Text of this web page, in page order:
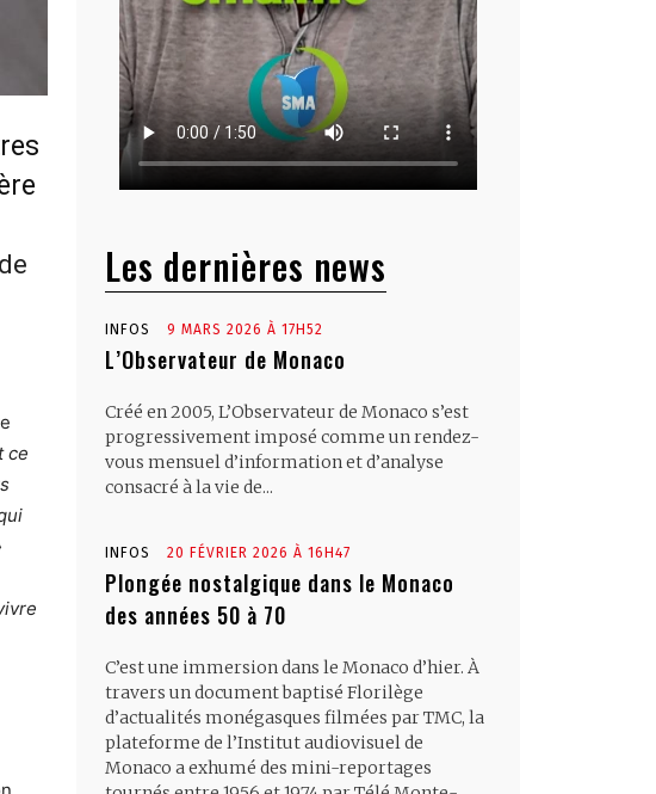
ce
Les dernières news
INFOS 9 MARS 2026 À 17H52
L’Observateur de Monaco
Créé en 2005, L’Observateur de Monaco s’est
progressivement imposé comme un rendez-
vous mensuel d’information et d’analyse
consacré à la vie de...
INFOS 20 FÉVRIER 2026 À 16H47
Plongée nostalgique dans le Monaco
des années 50 à 70
C’est une immersion dans le Monaco d’hier. À
travers un document baptisé Florilège
d’actualités monégasques filmées par TMC, la
plateforme de l’Institut audiovisuel de
Monaco a exhumé des mini-reportages